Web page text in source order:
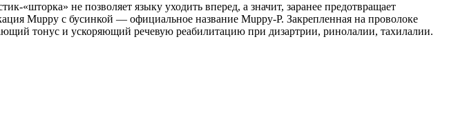
«шторка» не позволяет языку уходить вперед, а значит, заранее предотвращает
Muppy с бусинкой — официальное название Muppy-P. Закрепленная на проволоке
тонус и ускоряющий речевую реабилитацию при дизартрии, ринолалии, тахилалии.